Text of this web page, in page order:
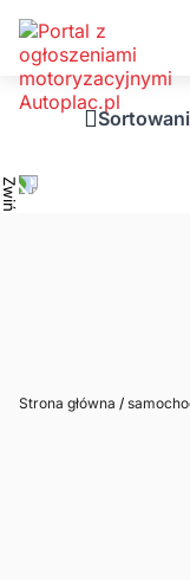
Strona główna /